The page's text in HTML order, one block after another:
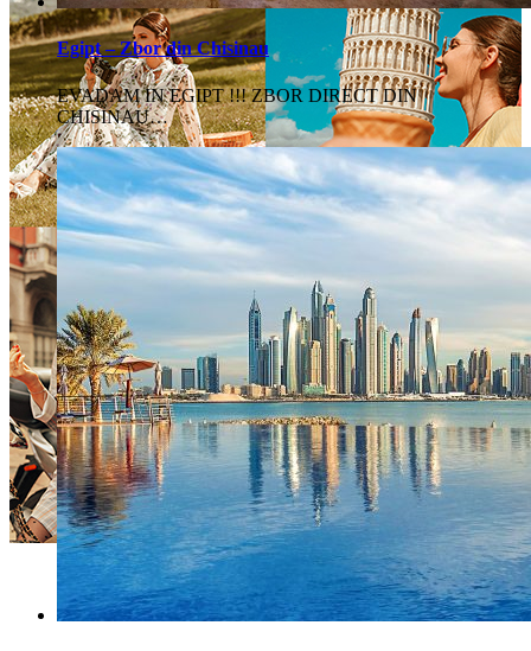
Egipt – Zbor din Chisinau
EVADAM IN EGIPT !!! ZBOR DIRECT DIN
CHISINAU…